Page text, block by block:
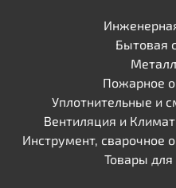
Бытовая
Пожарное
Уплотнительные и
Вентиляция и
Инструмент, сварочное
Товары